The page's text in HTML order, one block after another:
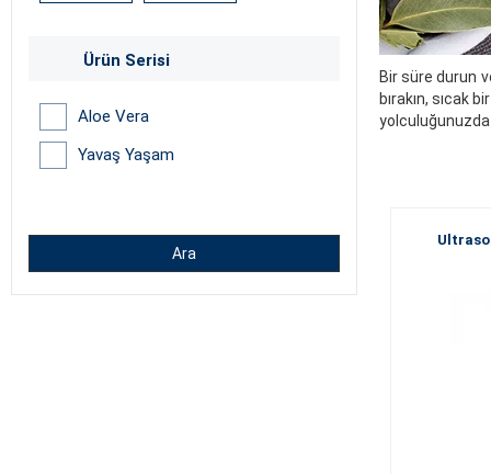
Ürün Serisi
Aloe Vera
Yavaş Yaşam
Ara
Bir süre durun
bırakın, sıcak
yolculuğunuzda